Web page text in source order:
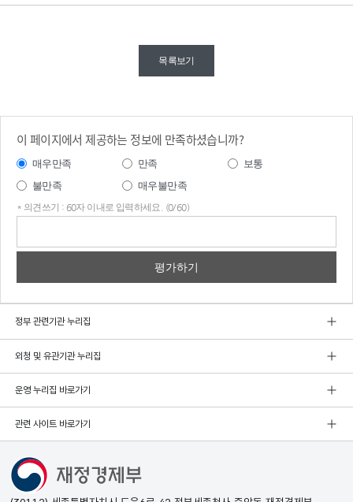
목록보기
이 페이지에서 제공하는 정보에 만족하셨습니까?
매우만족 만족
보통
불만족
매우불만족
* 의견쓰기 : 60자 이내로 입력하세요. (0/60)
정부 관련기관 누리집
외청 및 유관기관 누리집
운영 누리집 바로가기
관련 사이트 바로가기